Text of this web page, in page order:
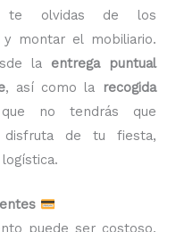
te olvidas de los
montar el mobiliario.
la entrega puntual
, así como la
recogida
no tendrás que
disfruta de tu fiesta,
puede ser costoso,